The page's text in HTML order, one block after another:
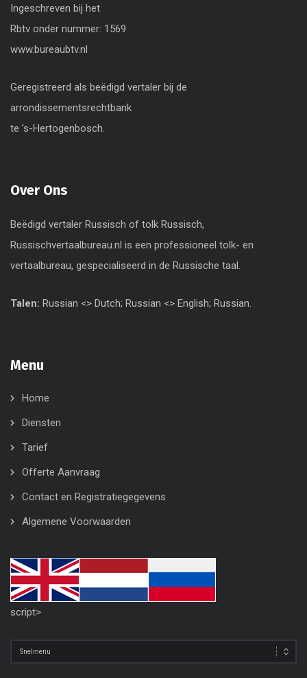
Ingeschreven bij het
Rbtv onder nummer: 1569
www.bureaubtv.nl
Geregistreerd als beëdigd vertaler bij de
arrondissementsrechtbank
te ’s-Hertogenbosch.
Over Ons
Beëdigd vertaler Russisch of tolk Russisch,
Russischvertaalbureau.nl is een professioneel tolk- en
vertaalbureau, gespecialiseerd in de Russische taal.
Talen: Russian <> Dutch; Russian <> English; Russian.
Menu
Home
Diensten
Tarief
Offerte Aanvraag
Contact en Registratiegegevens
Algemene Voorwaarden
script>